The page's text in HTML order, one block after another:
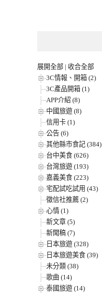
展開全部 | 收合全部
3C情報、開箱 (2)
3C產品開箱 (1)
APP介紹 (8)
中國旅遊 (8)
信用卡 (1)
公告 (6)
其他縣市食記 (384)
台中美食 (626)
台灣旅遊 (193)
嘉義美食 (223)
宅配試吃試用 (43)
徵信社推薦 (2)
心情 (1)
新文章 (5)
新聞稿 (7)
日本旅遊 (328)
日本旅遊美食 (39)
未分類 (38)
歌曲 (14)
泰國旅遊 (14)